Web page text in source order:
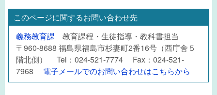
このページに関するお問い合わせ先
義務教育課 教育課程・生徒指導・教科書担当
〒960-8688 福島県福島市杉妻町2番16号（西庁舎５
階北側） Tel：024-521-7774 Fax：024-521-
7968 電子メールでのお問い合わせはこちらから